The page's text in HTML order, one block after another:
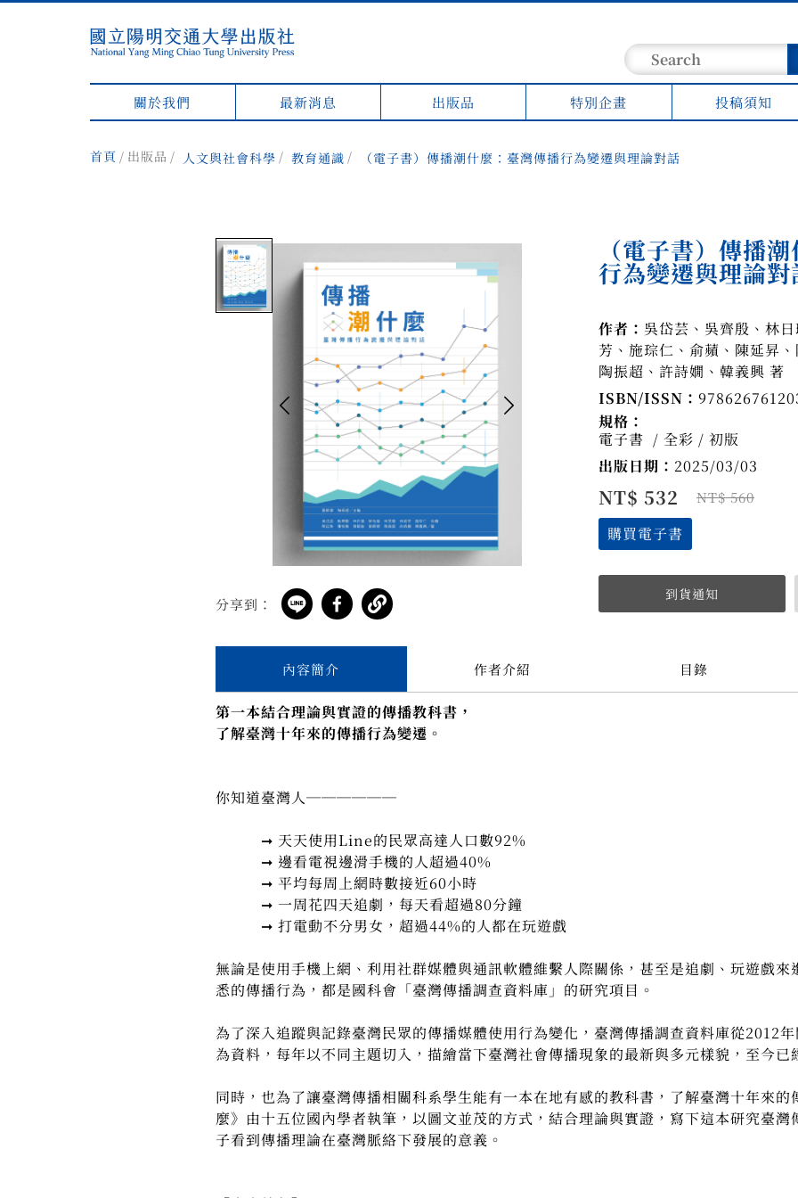
關於我們 最新消息 出版品 特別企畫 投稿須知
首頁 出版品 人文與社會科學 教育通識 （電子書）傳播潮什麼：臺灣傳播行為變遷與理論對話
分享到：
（電子書）傳播
行為變遷與理論對
作者： 吳岱芸、吳齊殷、林
芳、施琮仁、俞蘋、陳延昇
陶振超、許詩嫺、韓義興 著
ISBN/ISSN：
規格：
電子書 / 全彩 / 初版
出版日期： 2025/03/03
NT$ 532 NT$ 560
購買電子書
內容簡介 作者介紹 目錄
第一本結合理論與實證的傳播教科書，
了解臺灣十年來的傳播行為變遷。
你知道臺灣人──────
➞ 天天使用Line的民眾高達人口數92%
➞ 邊看電視邊滑手機的人超過40%
➞ 平均每周上網時數接近60小時
➞ 一周花四天追劇，每天看超過80分鐘
➞ 打電動不分男女，超過44%的人都在玩遊戲
無論是使用手機上網、利用社群媒體與通訊軟體維繫人際關係，甚至是追劇、玩遊戲
悉的傳播行為，都是國科會「臺灣傳播調查資料庫」的研究項目。
為了深入追蹤與記錄臺灣民眾的傳播媒體使用行為變化，臺灣傳播調查資料庫從2012
為資料，每年以不同主題切入，描繪當下臺灣社會傳播現象的最新與多元樣貌，至今
同時，也為了讓臺灣傳播相關科系學生能有一本在地有感的教科書，了解臺灣十年來
麼》由十五位國內學者執筆，以圖文並茂的方式，結合理論與實證，寫下這本研究臺
子看到傳播理論在臺灣脈絡下發展的意義。